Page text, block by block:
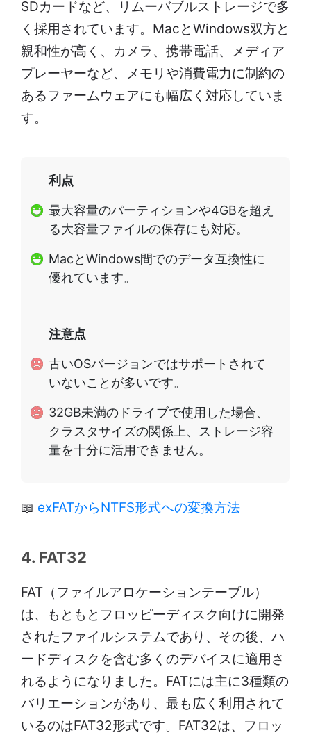
SDカードなど、リムーバブルストレージで多
く採用されています。MacとWindows双方と
親和性が高く、カメラ、携帯電話、メディア
プレーヤーなど、メモリや消費電力に制約の
あるファームウェアにも幅広く対応していま
す。
利点
最大容量のパーティションや4GBを超え
る大容量ファイルの保存にも対応。
MacとWindows間でのデータ互換性に
優れています。
注意点
古いOSバージョンではサポートされて
いないことが多いです。
32GB未満のドライブで使用した場合、
クラスタサイズの関係上、ストレージ容
量を十分に活用できません。
📖 exFATからNTFS形式への変換方法
4. FAT32
FAT（ファイルアロケーションテーブル）
は、もともとフロッピーディスク向けに開発
されたファイルシステムであり、その後、ハ
ードディスクを含む多くのデバイスに適用さ
れるようになりました。FATには主に3種類の
バリエーションがあり、最も広く利用されて
いるのはFAT32形式です。FAT32は、フロッ